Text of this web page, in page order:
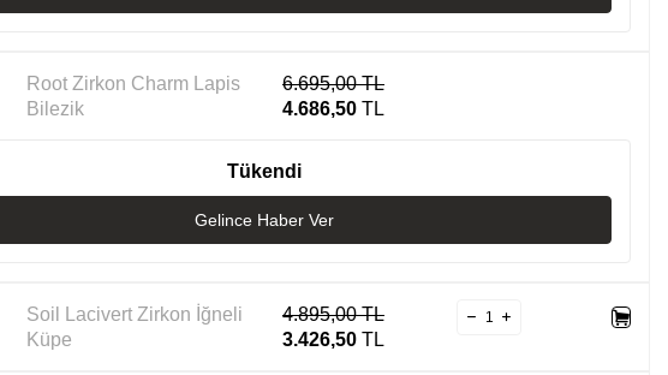
Root Zirkon Charm Lapis
Bilezik
6.695,00TL
4.686,50TL
Tükendi
Gelince Haber Ver
Soil Lacivert Zirkon İğneli
Küpe
4.895,00TL
3.426,50TL